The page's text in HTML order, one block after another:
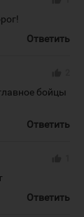
Ответить
бойцы
Ответить
Ответить